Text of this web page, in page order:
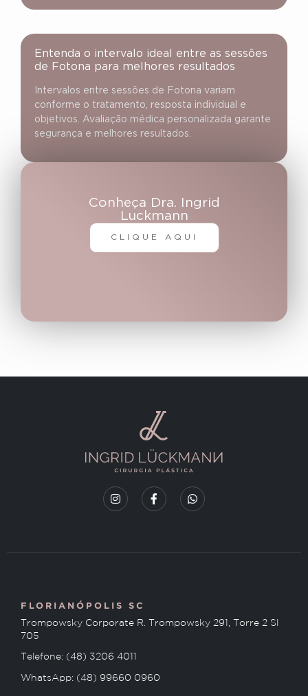
Entenda o intervalo ideal entre as sessões
de Fotona para melhores resultados
Intervalos entre sessões de Fotona variam
conforme o tratamento, resposta individual e
objetivos. Avaliação médica personalizada garante
segurança e melhores resultados.
Conheça Dra. Ingrid
Luckmann
CLIQUE AQUI
FLORIANÓPOLIS SC
Trompowsky Corporate R. Trompowsky 291, Torre 2 Sl
705
Telefone: (48) 3206 4011
WhatsApp: (48) 99660 0960